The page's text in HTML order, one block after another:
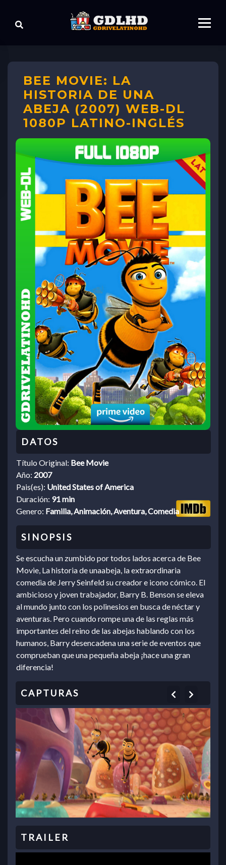
BEE MOVIE: LA
HISTORIA DE UNA
ABEJA (2007) WEB-DL
1080P LATINO-INGLÉS
Título Original: Bee Movie
Año: 2007
Pais(es): United States of America
Duración: 91 min
Genero: Familia, Animación, Aventura, Comedia
Se escucha un zumbido por todos lados acerca de Bee
Movie, La historia de unaabeja, la extraordinaria
comedia de Jerry Seinfeld su creador e icono cómico. El
ambicioso y joven trabajador, Barry B. Benson se eleva
al mundo junto con los polinesios en busca de néctar y
aventuras. Pero cuando rompe una de las reglas más
importantes del reino de las abejas hablando con los
humanos, Barry desencadena una serie de eventos que
comprueban que una pequeña abeja ¡hace una gran
diferencia!
Previous